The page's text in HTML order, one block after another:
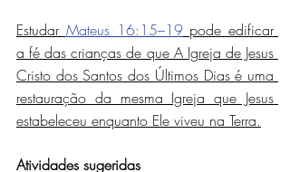
Estudar Mateus 16:15–19 pode edificar
a fé das crianças de que A Igreja de Jesus
Cristo dos Santos dos Últimos Dias é uma
restauração da mesma Igreja que Jesus
estabeleceu enquanto Ele viveu na Terra.
Atividades sugeridas